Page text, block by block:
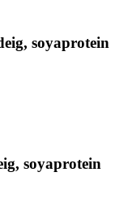
soyaprotein
soyaprotein